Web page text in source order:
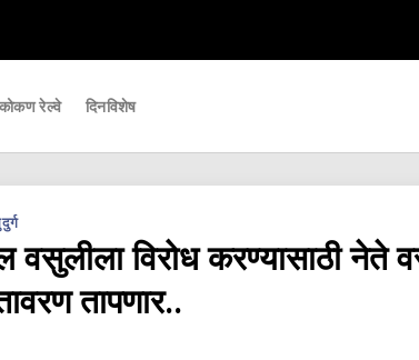
कोकण रेल्वे दिनविशेष
विरोध करण्यासाठी नेते
तापणार..